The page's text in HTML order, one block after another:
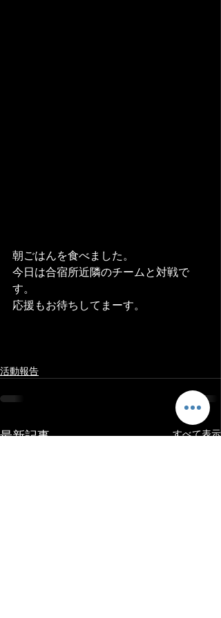
朝ごはんを食べました。
今日は合宿所近隣のチームと対戦で
す。
応援もお待ちしてまーす。
活動報告
最新記事 すべて表示